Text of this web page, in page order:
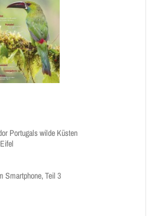
Portugals wilde Küsten
Smartphone, Teil 3